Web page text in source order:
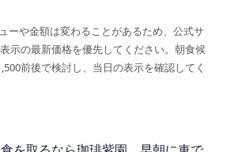
ーや金額は変わることがあるため、公式サ
示の最新価格を優先してください。朝食候
前後で検討し、当日の表示を確認してく